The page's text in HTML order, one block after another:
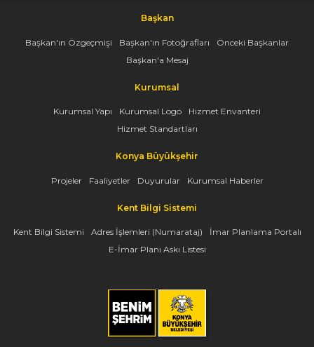
Başkan
Başkan'ın Özgeçmişi Başkan'ın Fotoğrafları
Önceki Başkanlar
Başkan'a Mesaj
Kurumsal
Kurumsal Yapı Kurumsal Logo
Hizmet Envanteri
Hizmet Standartları
Konya Büyükşehir
Projeler Faaliyetler Duyurular Kurumsal Haberler
Kent Bilgi Sistemi
Kent Bilgi Sistemi Adres İşlemleri (Numarataj)
İmar Planlama Portalı
E-İmar Planı Askı Listesi